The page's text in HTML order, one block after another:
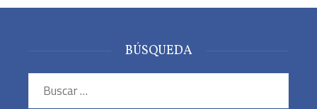
BÚSQUEDA